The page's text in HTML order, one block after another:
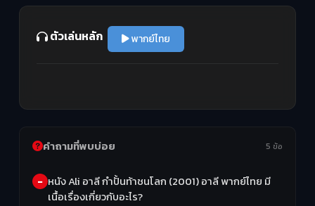
ตัวเล่นหลัก พากย์ไทย
คำถามที่พบบ่อย 5 ข้อ
หนัง Ali อาลี กำปั้นท้าชนโลก (2001) อาลี พากย์ไทย มี
เนื้อเรื่องเกี่ยวกับอะไร?